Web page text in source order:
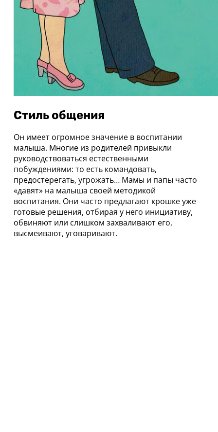
Стиль общения
Он имеет огромное значение в воспитании
малыша. Многие из родителей привыкли
руководствоваться естественными
побуждениями: то есть командовать,
предостерегать, угрожать… Мамы и папы часто
«давят» на малыша своей методикой
воспитания. Они часто предлагают крошке уже
готовые решения, отбирая у него инициативу,
обвиняют или слишком захваливают его,
высмеивают, уговаривают.